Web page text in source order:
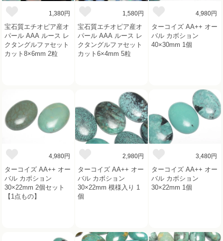
1,380円
宝石質エチオピア産オ
パール AAA ルース レ
クタングルファセット
カット8×6mm 2粒
1,580円
宝石質エチオピア産オ
パール AAA ルース レ
クタングルファセット
カット6×4mm 5粒
4,980円
ターコイズ AA++ オー
バル カボション
40×30mm 1個
4,980円
ターコイズ AA++ オー
バル カボション
30×22mm 2個セット
【1点もの】
2,980円
ターコイズ AA++ オー
バル カボション
30×22mm 模様入り 1
個
3,480円
ターコイズ AA++ オー
バル カボション
30×22mm 1個